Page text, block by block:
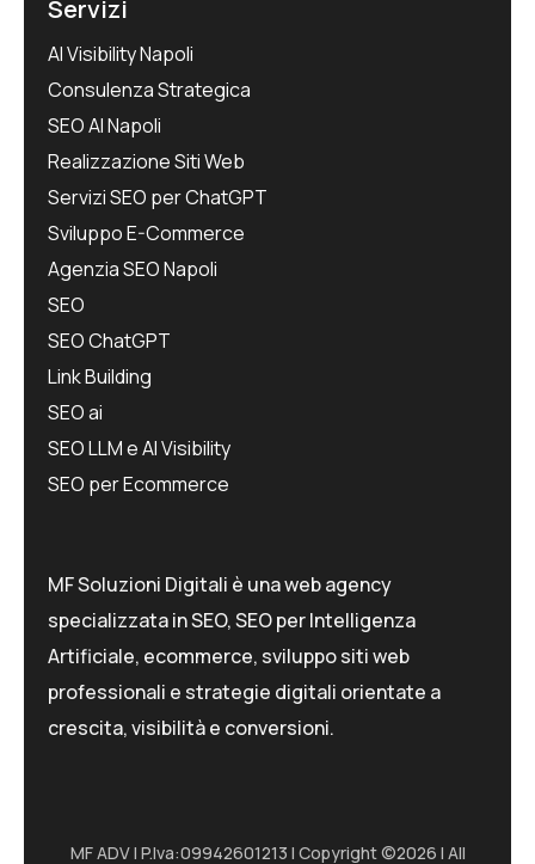
Servizi
AI Visibility Napoli
Consulenza Strategica
SEO AI Napoli
Realizzazione Siti Web
Servizi SEO per ChatGPT
Sviluppo E-Commerce
Agenzia SEO Napoli
SEO
SEO ChatGPT
Link Building
SEO ai
SEO LLM e AI Visibility
SEO per Ecommerce
MF Soluzioni Digitali è una web agency
specializzata in SEO, SEO per Intelligenza
Artificiale, ecommerce, sviluppo siti web
professionali e strategie digitali orientate a
crescita, visibilità e conversioni.
MF ADV I P.Iva:09942601213 I Copyright ©2026 I All